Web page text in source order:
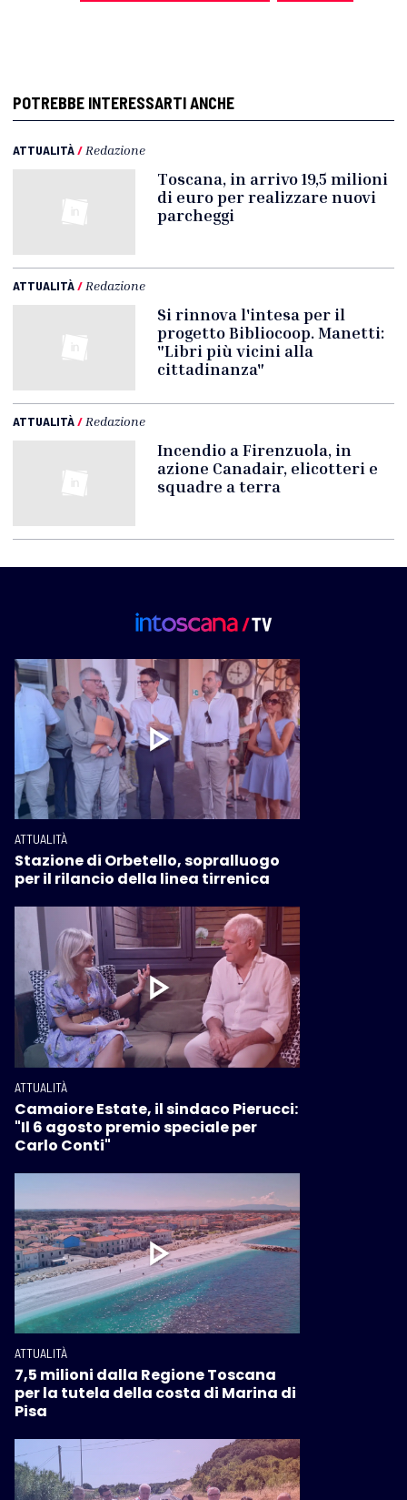
POTREBBE INTERESSARTI ANCHE
ATTUALITÀ/ Redazione
Toscana, in arrivo 19,5 milioni
di euro per realizzare nuovi
parcheggi
ATTUALITÀ/ Redazione
Si rinnova l'intesa per il
progetto Bibliocoop. Manetti:
"Libri più vicini alla
cittadinanza"
ATTUALITÀ/ Redazione
Incendio a Firenzuola, in
azione Canadair, elicotteri e
squadre a terra
ATTUALITÀ
Stazione di Orbetello, sopralluogo
per il rilancio della linea tirrenica
ATTUALITÀ
Camaiore Estate, il sindaco Pierucci:
"Il 6 agosto premio speciale per
Carlo Conti"
ATTUALITÀ
7,5 milioni dalla Regione Toscana
per la tutela della costa di Marina di
Pisa